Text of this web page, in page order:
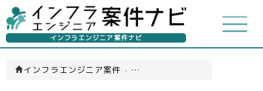
インフラエンジニア案件ナビ
インフラエンジニア案件 › サーバーエンジニア(一覧)